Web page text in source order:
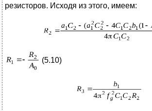
резисторов. Исходя из этого, имеем:
(5.10)